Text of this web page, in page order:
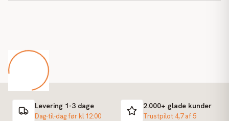
Levering 1-3 dage
Dag-til-dag før kl 12:00
2.000+ glade kunder
Trustpilot 4,7 af 5